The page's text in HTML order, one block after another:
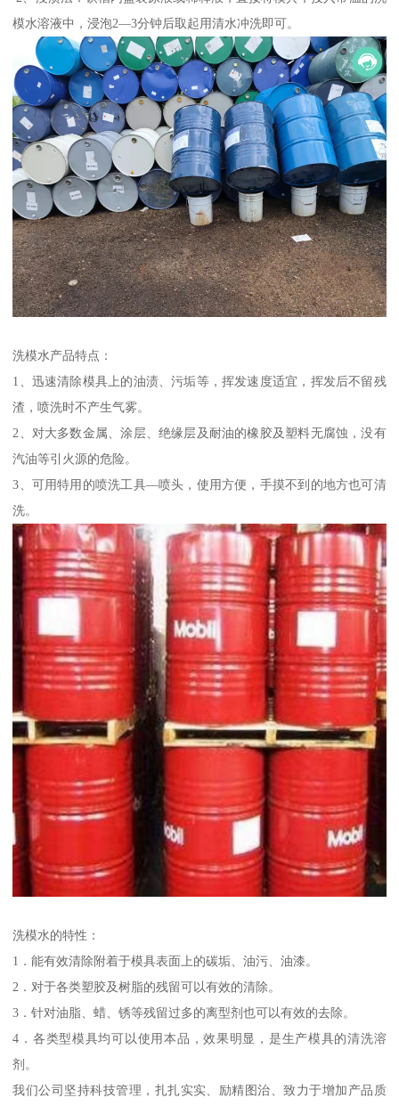
模水溶液中，浸泡2—3分钟后取起用清水冲洗即可。
洗模水产品特点：
1、迅速清除模具上的油渍、污垢等，挥发速度适宜，挥发后不留残
渣，喷洗时不产生气雾。
2、对大多数金属、涂层、绝缘层及耐油的橡胶及塑料无腐蚀，没有
汽油等引火源的危险。
3、可用特用的喷洗工具—喷头，使用方便，手摸不到的地方也可清
洗。
洗模水的特性：
1．能有效清除附着于模具表面上的碳垢、油污、油漆。
2．对于各类塑胶及树脂的残留可以有效的清除。
3．针对油脂、蜡、锈等残留过多的离型剂也可以有效的去除。
4．各类型模具均可以使用本品，效果明显，是生产模具的清洗溶
剂。
我们公司坚持科技管理，扎扎实实、励精图治、致力于增加产品质